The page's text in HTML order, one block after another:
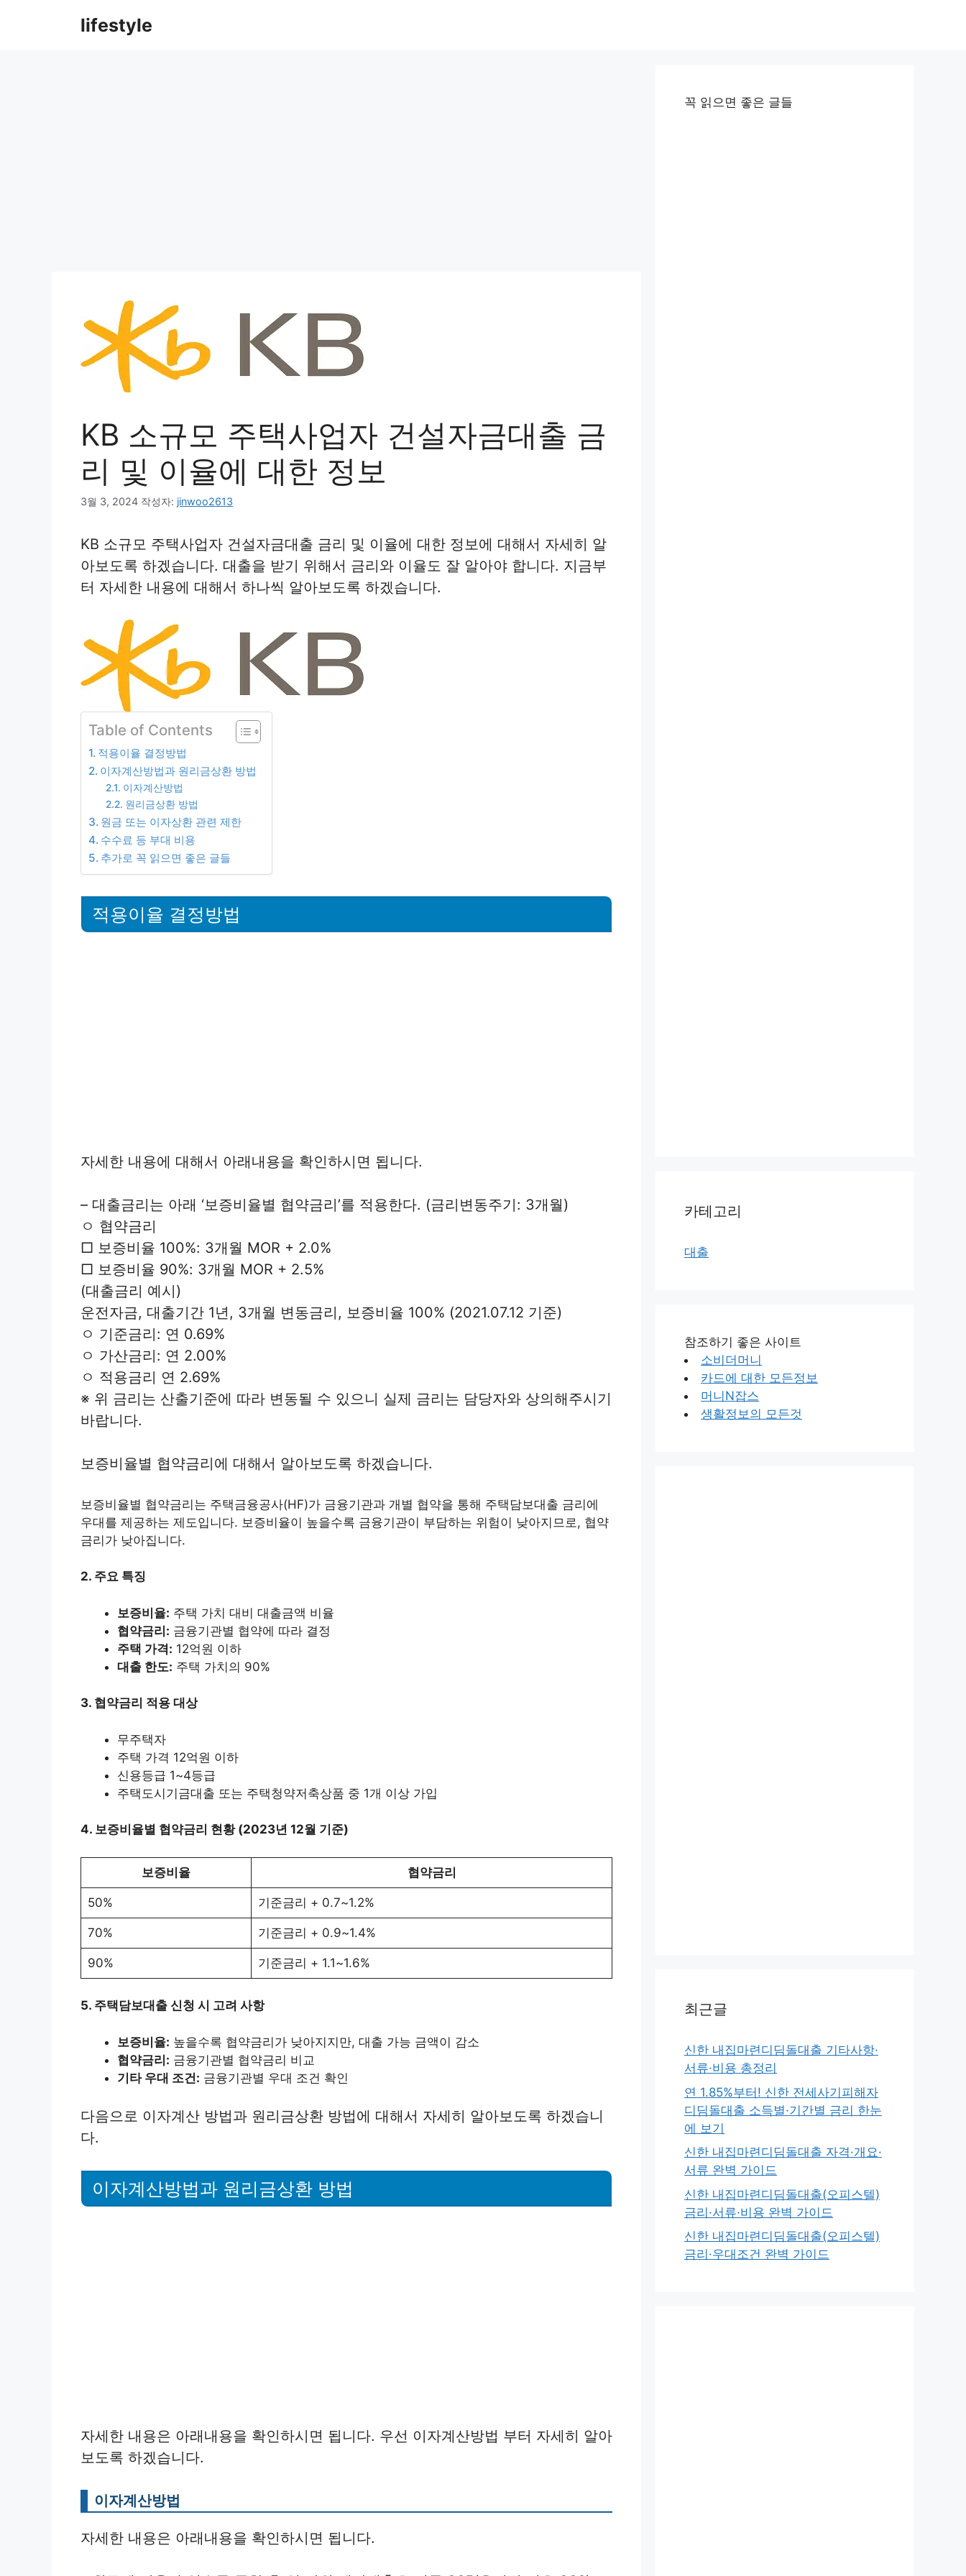
lifestyle
KB 소규모 주택사업자 건설자금대출 금
리 및 이율에 대한 정보
3월 3, 2024 작성자: jinwoo2613
KB 소규모 주택사업자 건설자금대출 금리 및 이율에 대한 정보에 대해서 자세히 알
아보도록 하겠습니다. 대출을 받기 위해서 금리와 이율도 잘 알아야 합니다. 지금부
터 자세한 내용에 대해서 하나씩 알아보도록 하겠습니다.
Table of Contents
적용이율 결정방법
이자계산방법과 원리금상환 방법
이자계산방법
원리금상환 방법
원금 또는 이자상환 관련 제한
수수료 등 부대 비용
추가로 꼭 읽으면 좋은 글들
적용이율 결정방법
자세한 내용에 대해서 아래내용을 확인하시면 됩니다.
– 대출금리는 아래 ‘보증비율별 협약금리’를 적용한다. (금리변동주기: 3개월)
ㅇ 협약금리
□ 보증비율 100%: 3개월 MOR + 2.0%
□ 보증비율 90%: 3개월 MOR + 2.5%
(대출금리 예시)
운전자금, 대출기간 1년, 3개월 변동금리, 보증비율 100% (2021.07.12 기준)
ㅇ 기준금리: 연 0.69%
ㅇ 가산금리: 연 2.00%
ㅇ 적용금리 연 2.69%
※ 위 금리는 산출기준에 따라 변동될 수 있으니 실제 금리는 담당자와 상의해주시기
바랍니다.
보증비율별 협약금리에 대해서 알아보도록 하겠습니다.
보증비율별 협약금리는 주택금융공사(HF)가 금융기관과 개별 협약을 통해 주택담보대출 금리에
우대를 제공하는 제도입니다. 보증비율이 높을수록 금융기관이 부담하는 위험이 낮아지므로, 협약
금리가 낮아집니다.
2. 주요 특징
보증비율: 주택 가치 대비 대출금액 비율
협약금리: 금융기관별 협약에 따라 결정
주택 가격: 12억원 이하
대출 한도: 주택 가치의 90%
3. 협약금리 적용 대상
무주택자
주택 가격 12억원 이하
신용등급 1~4등급
주택도시기금대출 또는 주택청약저축상품 중 1개 이상 가입
4. 보증비율별 협약금리 현황 (2023년 12월 기준)
보증비율 협약금리
50% 기준금리 + 0.7~1.2%
70% 기준금리 + 0.9~1.4%
90% 기준금리 + 1.1~1.6%
5. 주택담보대출 신청 시 고려 사항
보증비율: 높을수록 협약금리가 낮아지지만, 대출 가능 금액이 감소
협약금리: 금융기관별 협약금리 비교
기타 우대 조건: 금융기관별 우대 조건 확인
다음으로 이자계산 방법과 원리금상환 방법에 대해서 자세히 알아보도록 하겠습니
다.
이자계산방법과 원리금상환 방법
자세한 내용은 아래내용을 확인하시면 됩니다. 우선 이자계산방법 부터 자세히 알아
보도록 하겠습니다.
이자계산방법
자세한 내용은 아래내용을 확인하시면 됩니다.
꼭 읽으면 좋은 글들
카테고리
대출
참조하기 좋은 사이트
소비더머니
카드에 대한 모든정보
머니N잡스
생활정보의 모든것
최근글
신한 내집마련디딤돌대출 기타사항·
서류·비용 총정리
연 1.85%부터! 신한 전세사기피해자
디딤돌대출 소득별·기간별 금리 한눈
에 보기
신한 내집마련디딤돌대출 자격·개요·
서류 완벽 가이드
신한 내집마련디딤돌대출(오피스텔)
금리·서류·비용 완벽 가이드
신한 내집마련디딤돌대출(오피스텔)
금리·우대조건 완벽 가이드